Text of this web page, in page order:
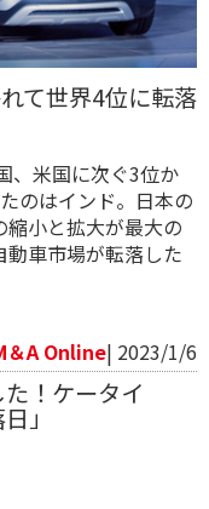
て世界4位に転落
、米国に次ぐ3位か
のはインド。日本の
小と拡大が最大の
車市場が転落した
＆A Online| 2023/1/6
！ケータイ
」